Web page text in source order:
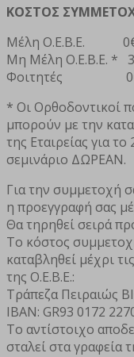
ΚΟΣΤΟΣ
Μέλη Ο.Ε.Β.Ε.
Mη Μέλη Ο.Ε.Β.Ε. *
Φοιτητές
* Οι Ορθοδοντικοί
μπορούν με την
της Εταιρείας για
σεμινάριο ΔΩΡΕΑΝ.
Για την συμμετοχή
η προεγγραφή σας
Θα τηρηθεί σειρά
Το κόστος
καταβληθεί μέχρι
της Ο.Ε.Β.Ε.:
Τράπεζα Πειραιώς
IBAN: GR93 0172
Το αντίστοιχο
σταλεί στα γραφεία